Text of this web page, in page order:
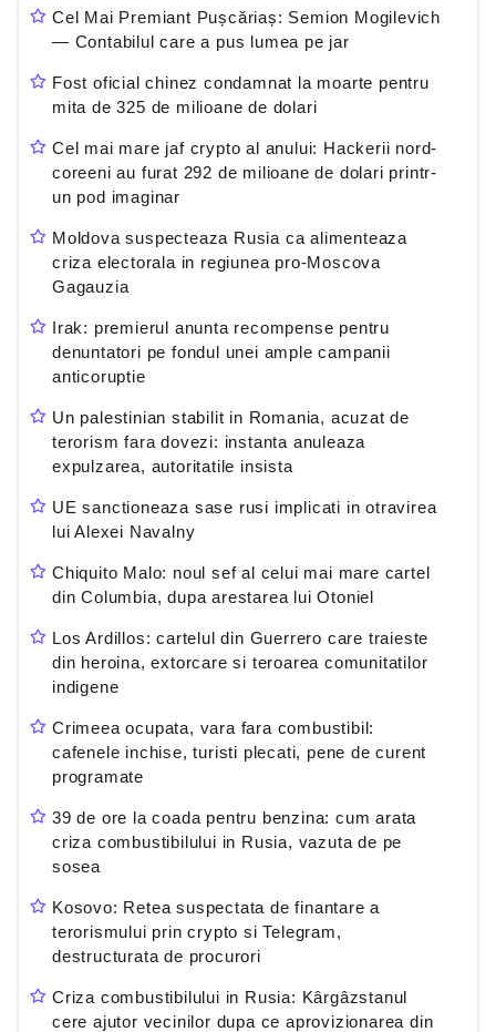
Cel Mai Premiant Pușcăriaș: Semion Mogilevich
— Contabilul care a pus lumea pe jar
Fost oficial chinez condamnat la moarte pentru
mita de 325 de milioane de dolari
Cel mai mare jaf crypto al anului: Hackerii nord-
coreeni au furat 292 de milioane de dolari printr-
un pod imaginar
Moldova suspecteaza Rusia ca alimenteaza
criza electorala in regiunea pro-Moscova
Gagauzia
Irak: premierul anunta recompense pentru
denuntatori pe fondul unei ample campanii
anticoruptie
Un palestinian stabilit in Romania, acuzat de
terorism fara dovezi: instanta anuleaza
expulzarea, autoritatile insista
UE sanctioneaza sase rusi implicati in otravirea
lui Alexei Navalny
Chiquito Malo: noul sef al celui mai mare cartel
din Columbia, dupa arestarea lui Otoniel
Los Ardillos: cartelul din Guerrero care traieste
din heroina, extorcare si teroarea comunitatilor
indigene
Crimeea ocupata, vara fara combustibil:
cafenele inchise, turisti plecati, pene de curent
programate
39 de ore la coada pentru benzina: cum arata
criza combustibilului in Rusia, vazuta de pe
sosea
Kosovo: Retea suspectata de finantare a
terorismului prin crypto si Telegram,
destructurata de procurori
Criza combustibilului in Rusia: Kârgâzstanul
cere ajutor vecinilor dupa ce aprovizionarea din